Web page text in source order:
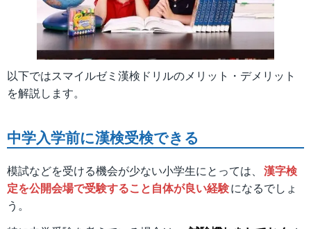
以下ではスマイルゼミ漢検ドリルのメリット・デメリット
を解説します。
中学入学前に漢検受検できる
模試などを受ける機会が少ない小学生にとっては、 漢字検
定を公開会場で受験すること自体が良い経験になるでしょ
う。